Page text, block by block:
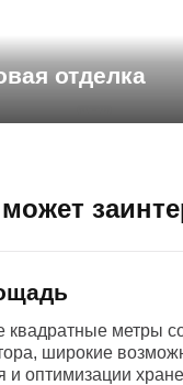
отделка
квадратные метры
широкие
и оптимизации